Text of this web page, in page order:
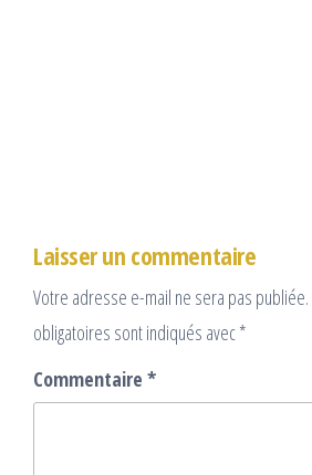
Laisser un commentaire
Votre adresse e-mail ne sera pas publiée.
obligatoires sont indiqués avec*
Commentaire *